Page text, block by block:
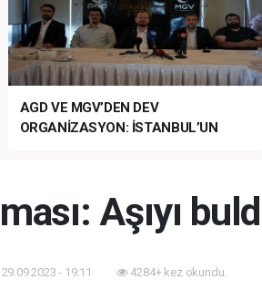
AGD VE MGV’DEN DEV
ORGANİZASYON: İSTANBUL’UN
Aşıyı
- 19:11 4284+ kez okundu.